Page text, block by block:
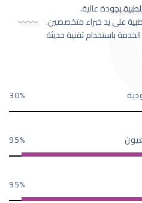
بجودة عالية.
على يد خبراء متخصصين.
باستخدام تقنية حديثة
30
95
95